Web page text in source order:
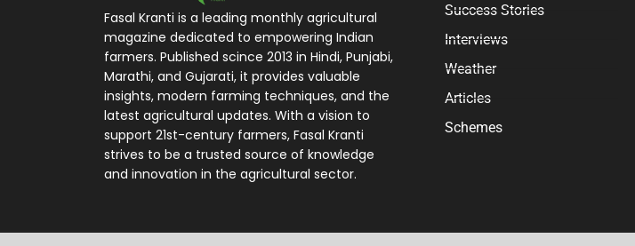
Fasal Kranti is a leading monthly agricultural
magazine dedicated to empowering Indian
farmers. Published scince 2013 in Hindi, Punjabi,
Marathi, and Gujarati, it provides valuable
insights, modern farming techniques, and the
latest agricultural updates. With a vision to
support 21st-century farmers, Fasal Kranti
strives to be a trusted source of knowledge
and innovation in the agricultural sector.
Success Stories
Interviews
Weather
Articles
Schemes